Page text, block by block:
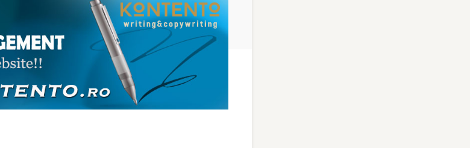
ARTICOLE ASEMANATOARE